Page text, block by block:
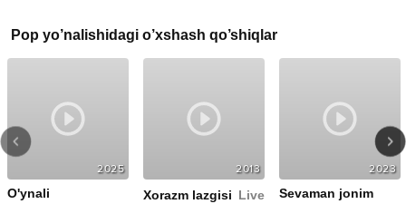
Pop yo’nalishidagi o’xshash qo’shiqlar
2025
O'ynali
2013
Xorazm lazgisi Live
2023
Sevaman jonim